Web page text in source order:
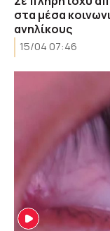
στα μέσα
ανηλίκους
15/04 07:46